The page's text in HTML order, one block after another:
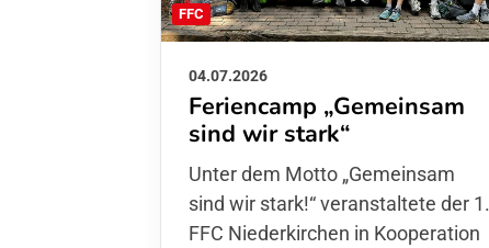
FFC
04.07.2026
Feriencamp „Gemeinsam
sind wir stark“
Unter dem Motto „Gemeinsam sind
wir stark!“ veranstaltete der 1. FFC
Niederkirchen in Kooperation mit